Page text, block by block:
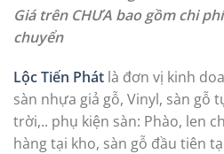
Giá trên CHƯA bao gồm chi
chuyển
Lộc Tiến Phát là đơn vị kinh
sàn nhựa giả gỗ, Vinyl, sàn gỗ
trời,.. phụ kiện sàn: Phào, len
hàng tại kho, sàn gỗ đầu tiên